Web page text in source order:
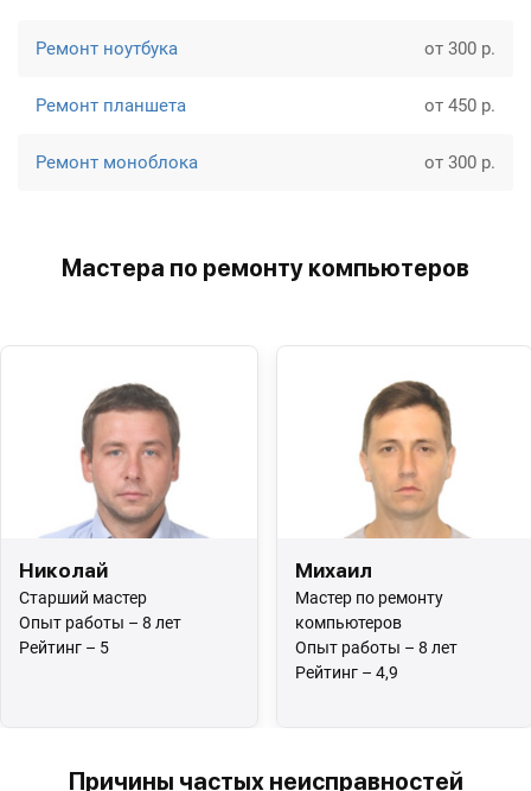
Ремонт ноутбука от 300 р.
Ремонт планшета от 450 р.
Ремонт моноблока от 300 р.
Мастера по ремонту компьютеров
Николай
Старший мастер
Опыт работы – 8 лет
Рейтинг – 5
Михаил
Мастер по ремонту
компьютеров
Опыт работы – 8 лет
Рейтинг – 4,9
Причины частых неисправностей